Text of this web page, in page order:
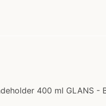
400 ml GLANS -